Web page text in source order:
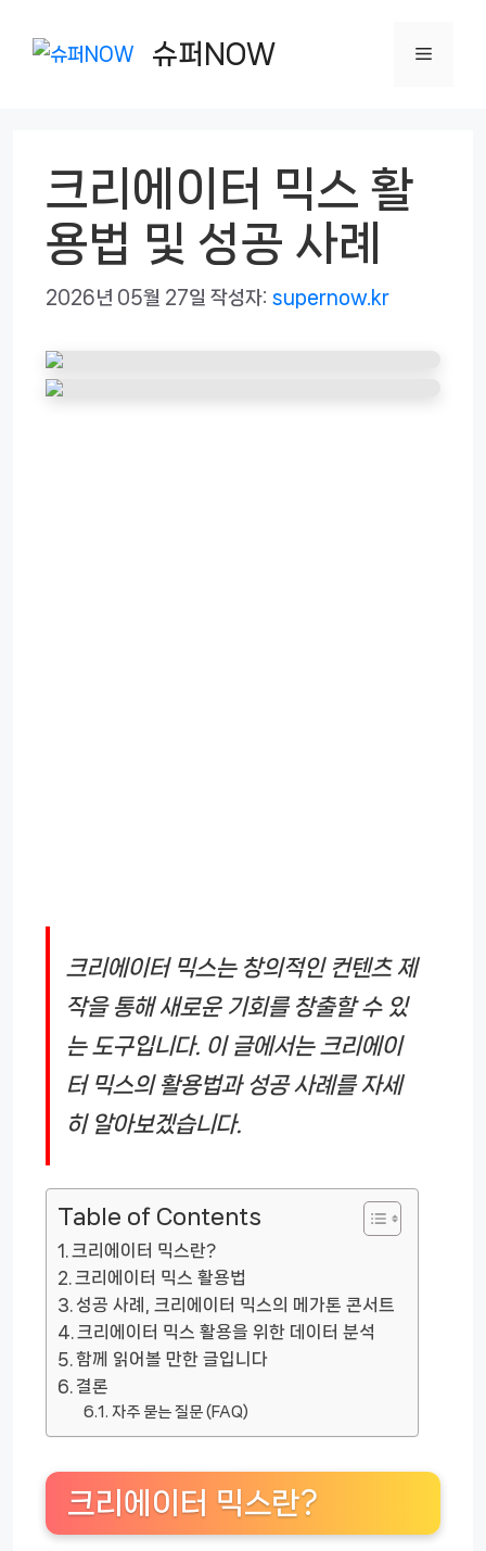
슈퍼NOW 메
크리에이터 믹스 활
용법 및 성공 사례
2026년 05월 27일 작성자: supernow.kr
크리에이터 믹스는 창의적인 컨텐츠 제
작을 통해 새로운 기회를 창출할 수 있
는 도구입니다. 이 글에서는 크리에이
터 믹스의 활용법과 성공 사례를 자세
히 알아보겠습니다.
Table of Contents
크리에이터 믹스란?
크리에이터 믹스 활용법
성공 사례, 크리에이터 믹스의 메가톤 콘서트
크리에이터 믹스 활용을 위한 데이터 분석
함께 읽어볼 만한 글입니다
결론
자주 묻는 질문 (FAQ)
크리에이터 믹스란?